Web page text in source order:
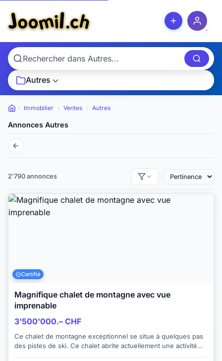
Autres
Petites annonces
Immobilier Ventes Autres
Annonces Autres
2'790 annonces
Certifié
Magnifique chalet de montagne avec vue
imprenable
3'500'000.– CHF
Ce chalet de montagne exceptionnel se situe à quelques pas
des pistes de ski. Ce chalet abrite actuellement une activité